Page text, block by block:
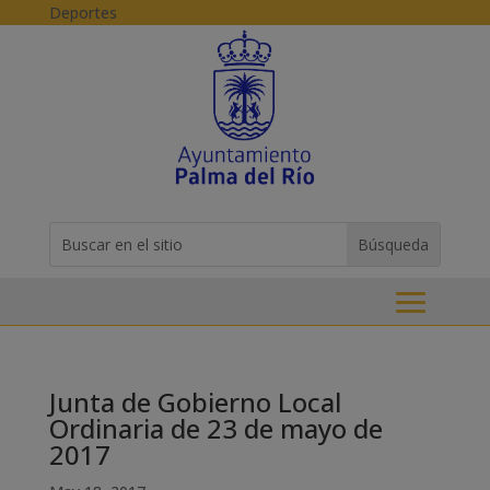
Skip to content
Deportes
for...
Junta de Gobierno Local
Ordinaria de 23 de mayo de
2017